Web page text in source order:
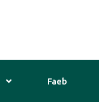
Faeb